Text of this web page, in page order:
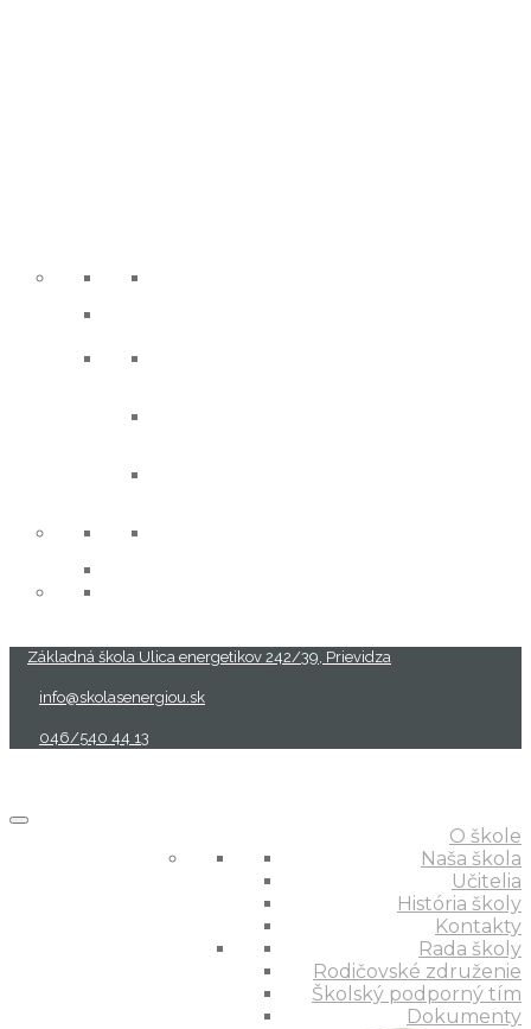
Základná škola Ulica energetikov 242/39, Prievidza
info@skolasenergiou.sk
046/540 44 13
O škole
Naša škola
Učitelia
História školy
Kontakty
Rada školy
Rodičovské združenie
Školský podporný tím
Dokumenty